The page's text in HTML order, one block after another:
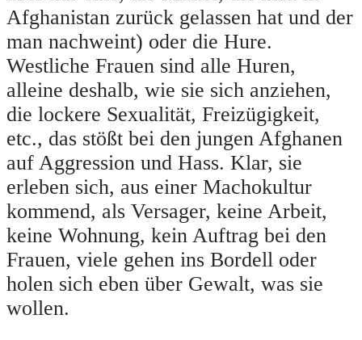
Afghanistan zurück gelassen hat und der
man nachweint) oder die Hure.
Westliche Frauen sind alle Huren,
alleine deshalb, wie sie sich anziehen,
die lockere Sexualität, Freizügigkeit,
etc., das stößt bei den jungen Afghanen
auf Aggression und Hass. Klar, sie
erleben sich, aus einer Machokultur
kommend, als Versager, keine Arbeit,
keine Wohnung, kein Auftrag bei den
Frauen, viele gehen ins Bordell oder
holen sich eben über Gewalt, was sie
wollen.